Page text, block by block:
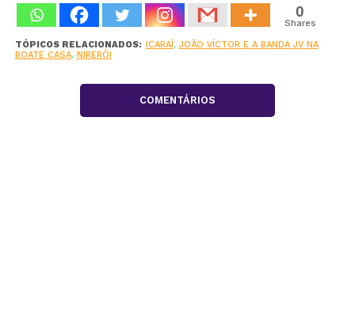
0
Shares
TÓPICOS RELACIONADOS: ICARAÍ, JOÃO VÍCTOR E A BANDA JV NA
BOATE CASA, NIRERÓI
COMENTÁRIOS